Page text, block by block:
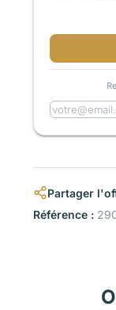
Partager
Référence :